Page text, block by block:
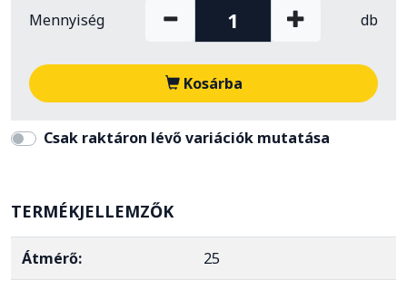
Mennyiség db
Kosárba
Csak raktáron lévő variációk mutatása
TERMÉKJELLEMZŐK
Átmérő: 25